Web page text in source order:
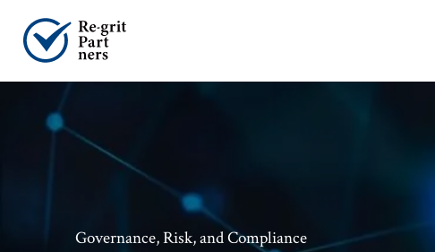
Governance, Risk, and Compliance